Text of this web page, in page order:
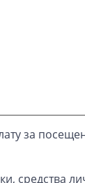
за
средства